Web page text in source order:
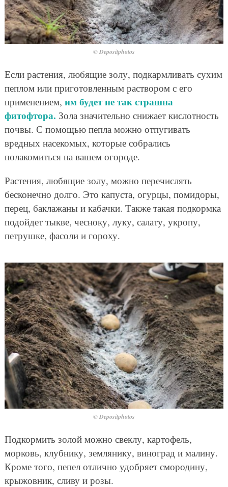
© Depositphotos
Если растения, любящие золу, подкармливать сухим
пеплом или приготовленным раствором с его
применением, им будет не так страшна
фитофтора. Зола значительно снижает кислотность
почвы. С помощью пепла можно отпугивать
вредных насекомых, которые собрались
полакомиться на вашем огороде.
Растения, любящие золу, можно перечислять
бесконечно долго. Это капуста, огурцы, помидоры,
перец, баклажаны и кабачки. Также такая подкормка
подойдет тыкве, чесноку, луку, салату, укропу,
петрушке, фасоли и гороху.
© Depositphotos
Подкормить золой можно свеклу, картофель,
морковь, клубнику, землянику, виноград и малину.
Кроме того, пепел отлично удобряет смородину,
крыжовник, сливу и розы.